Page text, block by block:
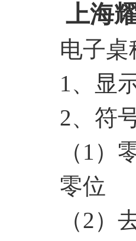
上海
电子
1、显
2、符
（1）
零位
（2）